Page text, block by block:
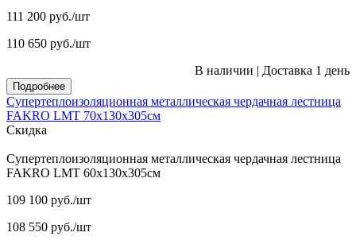
111 200 руб./шт
110 650 руб./шт
В наличии | Доставка 1 день
Подробнее
Супертеплоизоляционная металлическая чердачная лестница
FAKRO LMT 70х130х305см
Скидка
Супертеплоизоляционная металлическая чердачная лестница
FAKRO LMT 60х130х305см
109 100 руб./шт
108 550 руб./шт